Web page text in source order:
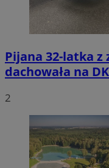
Pijana 32-latka
dachowała na
2